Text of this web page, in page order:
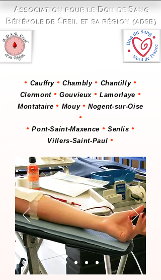
ASSOCIATION POUR LE DON DESANG
B ÉNÉVOLE DE CREIL ET SA RÉGION (ADSB)
• Cauffry • Chambly• Chantilly•
Clermont • Gouvieux • Lamorlaye •
Montataire• Mouy • Nogent-sur-Oise
•
• Pont-Saint-Maxence • Senlis•
Villers-Saint-Paul •